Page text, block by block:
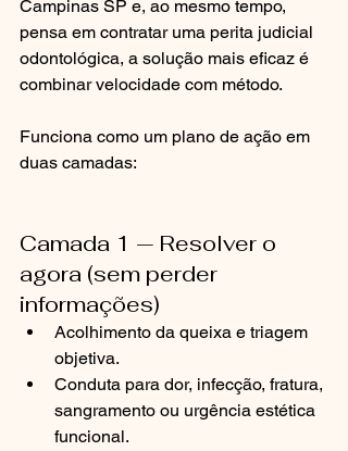
Campinas SP e, ao mesmo tempo,
pensa em contratar uma perita judicial
odontológica, a solução mais eficaz é
combinar velocidade com método.
Funciona como um plano de ação em
duas camadas:
Camada 1 — Resolver o
agora (sem perder
informações)
Acolhimento da queixa e triagem
objetiva.
Conduta para dor, infecção, fratura,
sangramento ou urgência estética
funcional.